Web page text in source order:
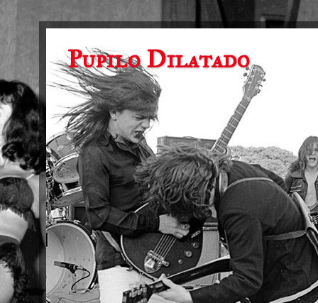
Pupilo Dilatado